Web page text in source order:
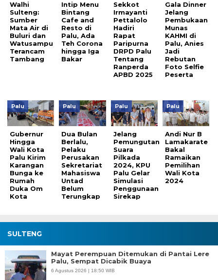
Walhi
Sulteng:
Sumber
Mata Air di
Buluri dan
Watusampu
Terancam
Tambang
Intip Menu
Bintang
Cafe and
Resto di
Palu, Ada
Teh Corona
hingga Iga
Bakar
Sekkot
Irmayanti
Pettalolo
Hadiri
Rapat
Paripurna
DRPD Palu
Tentang
Ranperda
APBD 2025
Gala Dinner
Jelang
Pembukaan
Munas
KAHMI di
Palu, Anies
Jadi
Rebutan
Foto Selfie
Peserta
Palu
Gubernur
Hingga
Wali Kota
Palu Kirim
Karangan
Bunga ke
Rumah
Duka Om
Kota
Palu
Dua Bulan
Berlalu,
Pelaku
Perusakan
Sekretariat
Mahasiswa
Untad
Belum
Terungkap
Palu
Jelang
Pemungutan
Suara
Pilkada
2024, KPU
Palu Gelar
Simulasi
Penggunaan
Sirekap
Palu
Andi Nur B
Lamakarate
Bakal
Ramaikan
Pemilihan
Wali Kota
2024
SULTENG
Mayat Perempuan Ditemukan di Pantai Lere
Palu, Sempat Dicabik Buaya
6 Agustus 2026 | 18:50 WIB